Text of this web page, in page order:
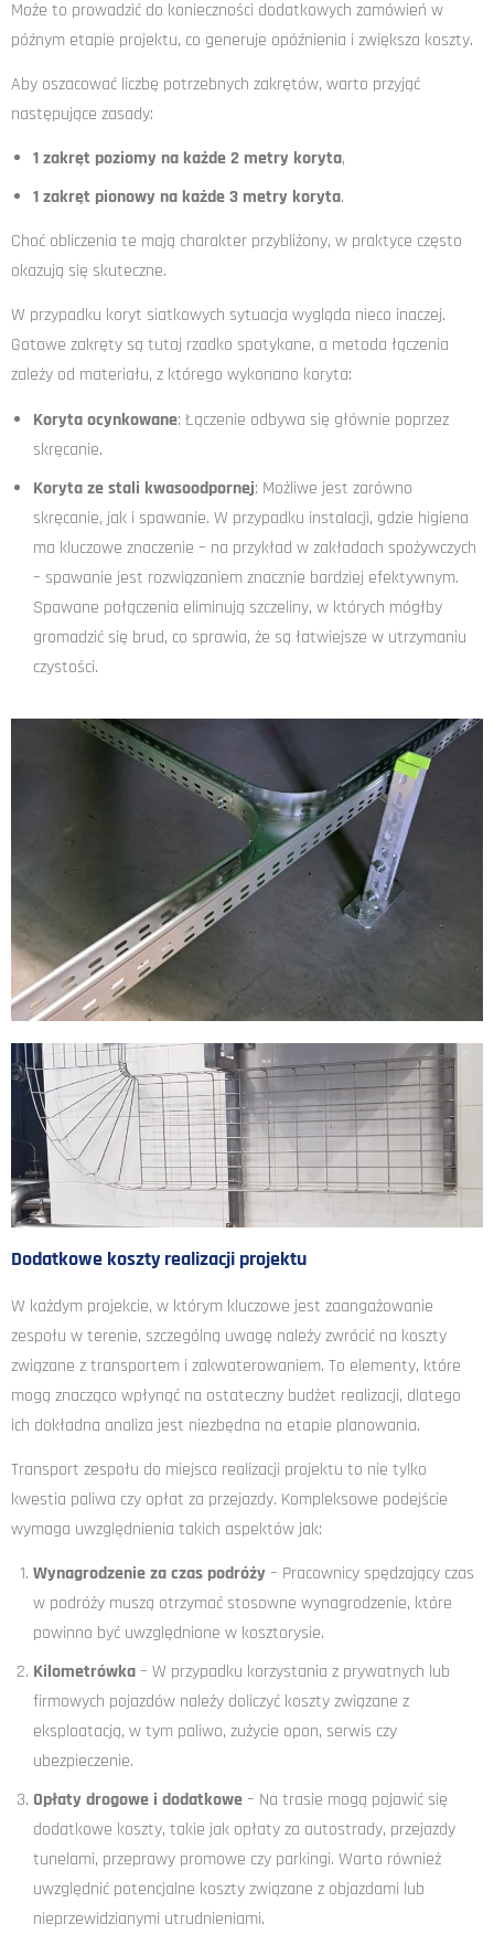
Może to prowadzić do konieczności dodatkowych zamówień w
późnym etapie projektu, co generuje opóźnienia i zwiększa koszty.
Aby oszacować liczbę potrzebnych zakrętów, warto przyjąć
następujące zasady:
1 zakręt poziomy na każde 2 metry koryta,
1 zakręt pionowy na każde 3 metry koryta.
Choć obliczenia te mają charakter przybliżony, w praktyce często
okazują się skuteczne.
W przypadku koryt siatkowych sytuacja wygląda nieco inaczej.
Gotowe zakręty są tutaj rzadko spotykane, a metoda łączenia
zależy od materiału, z którego wykonano koryta:
Koryta ocynkowane: Łączenie odbywa się głównie poprzez
skręcanie.
Koryta ze stali kwasoodpornej: Możliwe jest zarówno
skręcanie, jak i spawanie. W przypadku instalacji, gdzie higiena
ma kluczowe znaczenie – na przykład w zakładach spożywczych
– spawanie jest rozwiązaniem znacznie bardziej efektywnym.
Spawane połączenia eliminują szczeliny, w których mógłby
gromadzić się brud, co sprawia, że są łatwiejsze w utrzymaniu
czystości.
Dodatkowe koszty realizacji projektu
W każdym projekcie, w którym kluczowe jest zaangażowanie
zespołu w terenie, szczególną uwagę należy zwrócić na koszty
związane z transportem i zakwaterowaniem. To elementy, które
mogą znacząco wpłynąć na ostateczny budżet realizacji, dlatego
ich dokładna analiza jest niezbędna na etapie planowania.
Transport zespołu do miejsca realizacji projektu to nie tylko
kwestia paliwa czy opłat za przejazdy. Kompleksowe podejście
wymaga uwzględnienia takich aspektów jak:
Wynagrodzenie za czas podróży – Pracownicy spędzający czas
w podróży muszą otrzymać stosowne wynagrodzenie, które
powinno być uwzględnione w kosztorysie.
Kilometrówka– W przypadku korzystania z prywatnych lub
firmowych pojazdów należy doliczyć koszty związane z
eksploatacją, w tym paliwo, zużycie opon, serwis czy
ubezpieczenie.
Opłaty drogowe i dodatkowe– Na trasie mogą pojawić się
dodatkowe koszty, takie jak opłaty za autostrady, przejazdy
tunelami, przeprawy promowe czy parkingi. Warto również
uwzględnić potencjalne koszty związane z objazdami lub
nieprzewidzianymi utrudnieniami.